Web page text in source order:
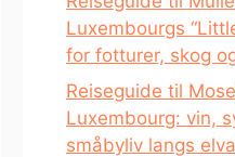
Luxembourgs
for fotturer, skog
Reiseguide til
Luxembourg: vin,
småbyliv langs elva